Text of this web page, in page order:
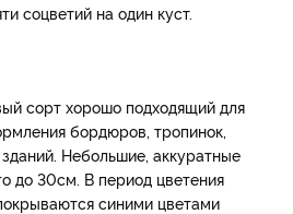
соцветий на один куст.
сорт хорошо подходящий для
бордюров, тропинок,
Небольшие, аккуратные
до 30см. В период цветения
синими цветами